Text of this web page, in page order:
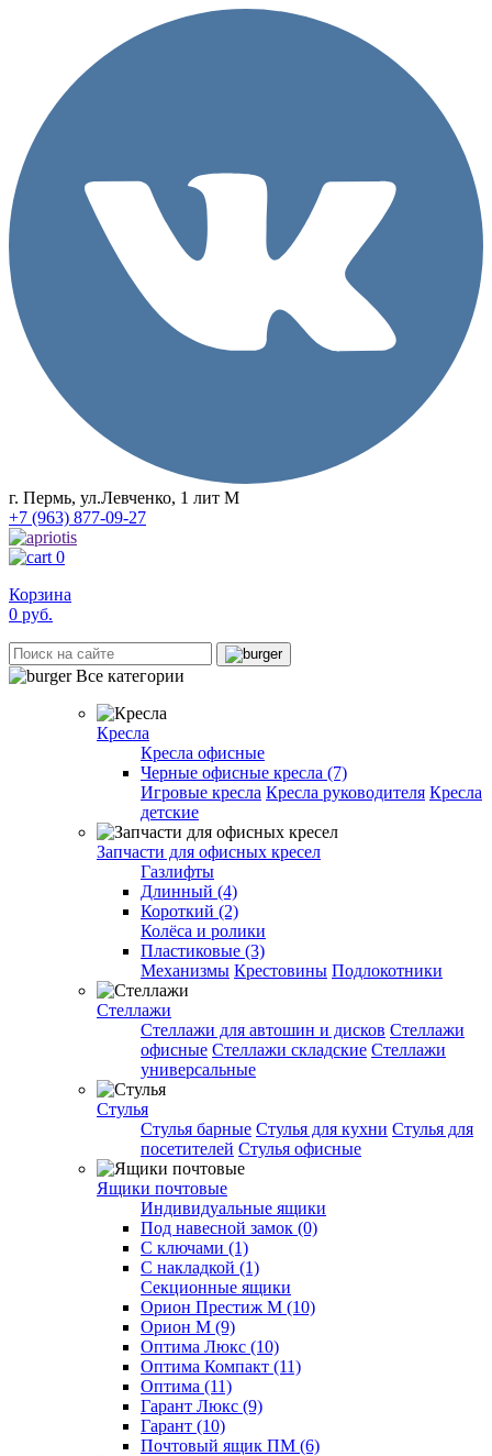
г. Пермь, ул.Левченко, 1 лит М
+7 (963) 877-09-27
0
Корзина
0 руб.
Все категории
Кресла
Кресла офисные
Черные офисные кресла (7)
Игровые кресла Кресла руководителя Кресла
детские
Запчасти для офисных кресел
Газлифты
Длинный (4)
Короткий (2)
Колёса и ролики
Пластиковые (3)
Механизмы Крестовины Подлокотники
Стеллажи
Стеллажи для автошин и дисков Стеллажи
офисные Стеллажи складские Стеллажи
универсальные
Стулья
Стулья барные Стулья для кухни Стулья для
посетителей Стулья офисные
Ящики почтовые
Индивидуальные ящики
Под навесной замок (0)
С ключами (1)
С накладкой (1)
Секционные ящики
Орион Престиж М (10)
Орион М (9)
Оптима Люкс (10)
Оптима Компакт (11)
Оптима (11)
Гарант Люкс (9)
Гарант (10)
Почтовый ящик ПМ (6)